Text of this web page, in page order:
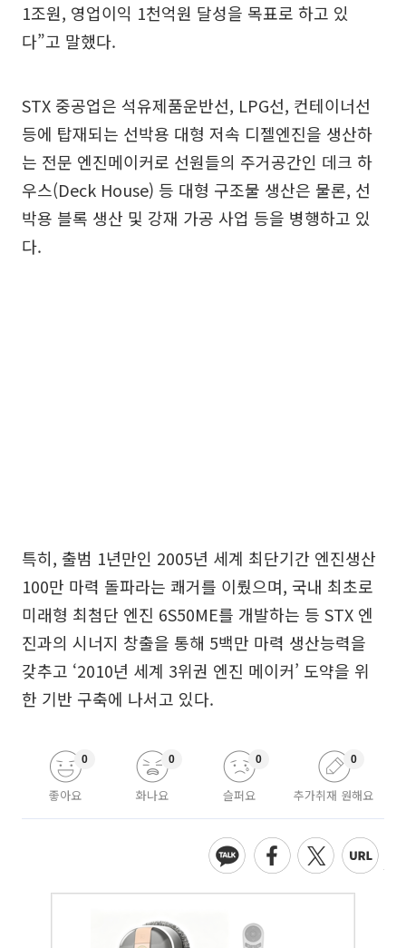
1조원, 영업이익 1천억원 달성을 목표로 하고 있
다”고 말했다.
STX 중공업은 석유제품운반선, LPG선, 컨테이너선
등에 탑재되는 선박용 대형 저속 디젤엔진을 생산하
는 전문 엔진메이커로 선원들의 주거공간인 데크 하
우스(Deck House) 등 대형 구조물 생산은 물론, 선
박용 블록 생산 및 강재 가공 사업 등을 병행하고 있
다.
특히, 출범 1년만인 2005년 세계 최단기간 엔진생산
100만 마력 돌파라는 쾌거를 이뤘으며, 국내 최초로
미래형 최첨단 엔진 6S50ME를 개발하는 등 STX 엔
진과의 시너지 창출을 통해 5백만 마력 생산능력을
갖추고 ‘2010년 세계 3위권 엔진 메이커’ 도약을 위
한 기반 구축에 나서고 있다.
좋아요
0
화나요
0
슬퍼요
0
추가취재 원해요
0